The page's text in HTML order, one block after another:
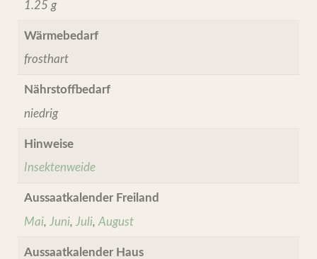
1.25 g
Wärmebedarf
frosthart
Nährstoffbedarf
niedrig
Hinweise
Insektenweide
Aussaatkalender Freiland
Mai, Juni, Juli, August
Aussaatkalender Haus